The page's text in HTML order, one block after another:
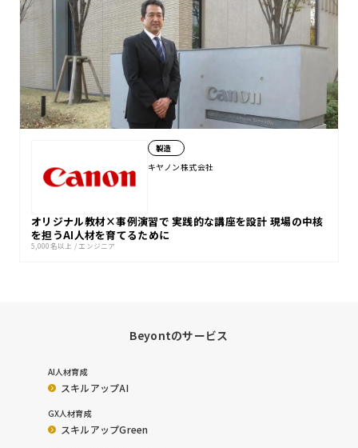
製造
キヤノン株式会社
オリジナル教材×事例演習で 実践的な講座を設計 現場の中核
を担うAI人材を育てるために
5,000名以上 / エンジニア
Beyontのサービス
AI人材育成
スキルアップAI
GX人材育成
スキルアップGreen